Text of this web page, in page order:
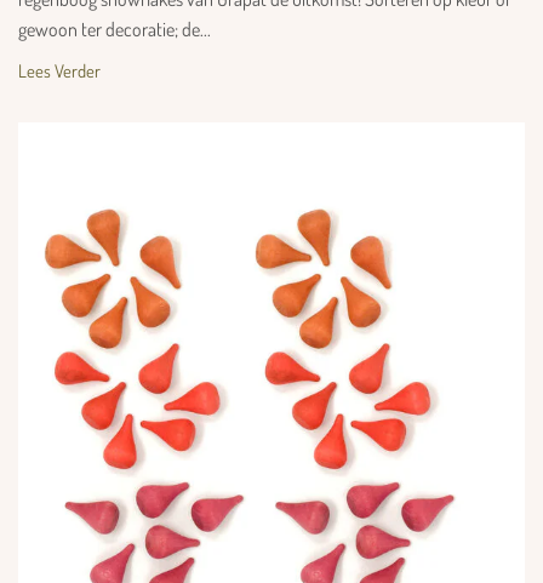
gewoon ter decoratie; de...
Lees Verder